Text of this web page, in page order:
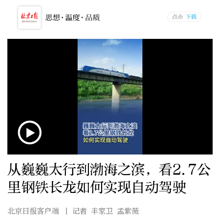
从巍巍太行到渤海之滨，看2.7公
里钢铁长龙如何实现自动驾驶
北京日报客户端
| 记者 丰家卫 孟紫薇